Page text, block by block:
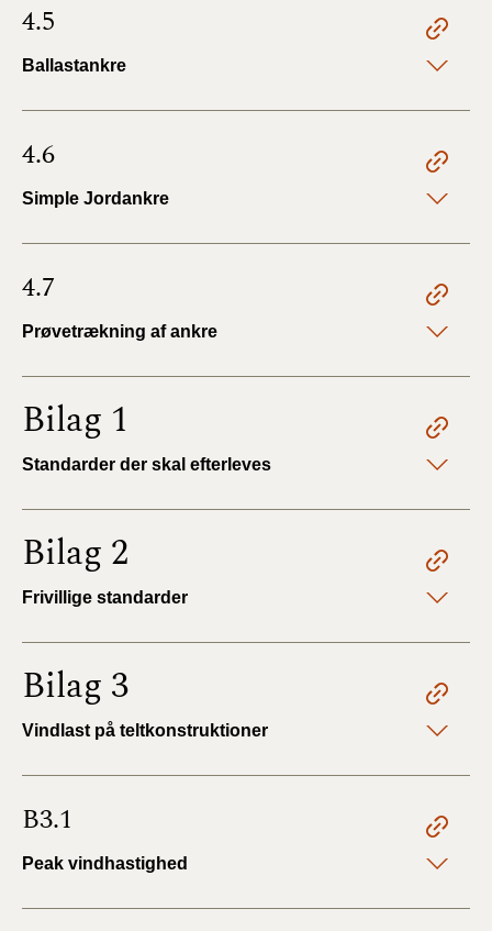
4.5
Ballastankre
4.6
Simple Jordankre
4.7
Prøvetrækning af ankre
Bilag 1
Standarder der skal efterleves
Bilag 2
Frivillige standarder
Bilag 3
Vindlast på teltkonstruktioner
B3.1
Peak vindhastighed